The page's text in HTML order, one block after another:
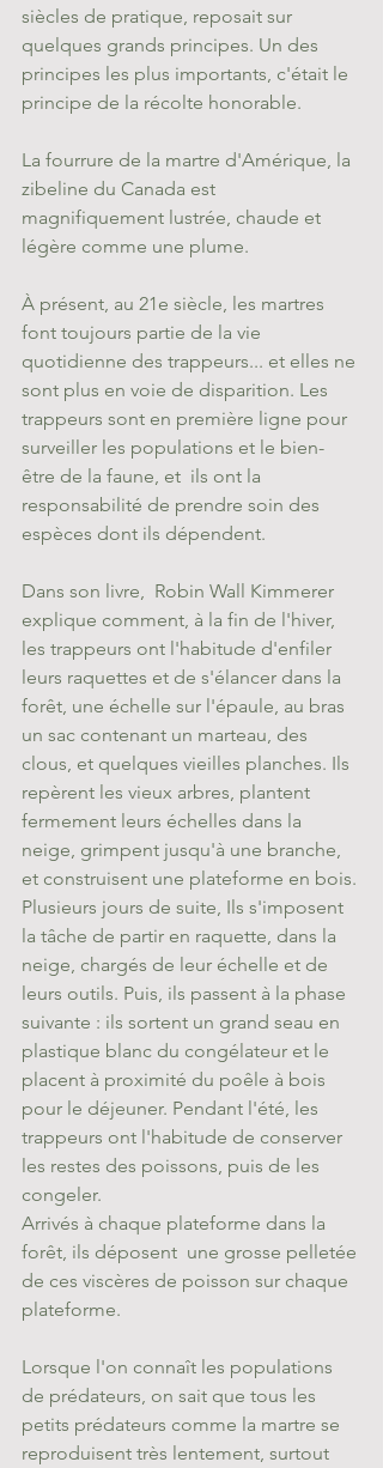
siècles de pratique, reposait sur
quelques grands principes. Un des
principes les plus importants, c'était le
principe de la récolte honorable.
La fourrure de la martre d'Amérique, la
zibeline du Canada est
magnifiquement lustrée, chaude et
légère comme une plume.
À présent, au 21e siècle, les martres
font toujours partie de la vie
quotidienne des trappeurs... et elles ne
sont plus en voie de disparition. Les
trappeurs sont en première ligne pour
surveiller les populations et le bien-
être de la faune, et  ils ont la
responsabilité de prendre soin des
espèces dont ils dépendent.
Dans son livre,  Robin Wall Kimmerer
explique comment, à la fin de l'hiver,
les trappeurs ont l'habitude d'enfiler
leurs raquettes et de s'élancer dans la
forêt, une échelle sur l'épaule, au bras
un sac contenant un marteau, des
clous, et quelques vieilles planches. Ils
repèrent les vieux arbres, plantent
fermement leurs échelles dans la
neige, grimpent jusqu'à une branche,
et construisent une plateforme en bois.
Plusieurs jours de suite, Ils s'imposent
la tâche de partir en raquette, dans la
neige, chargés de leur échelle et de
leurs outils. Puis, ils passent à la phase
suivante : ils sortent un grand seau en
plastique blanc du congélateur et le
placent à proximité du poêle à bois
pour le déjeuner. Pendant l'été, les
trappeurs ont l'habitude de conserver
les restes des poissons, puis de les
congeler.
Arrivés à chaque plateforme dans la
forêt, ils déposent  une grosse pelletée
de ces viscères de poisson sur chaque
plateforme.
Lorsque l'on connaît les populations
de prédateurs, on sait que tous les
petits prédateurs comme la martre se
reproduisent très lentement, surtout